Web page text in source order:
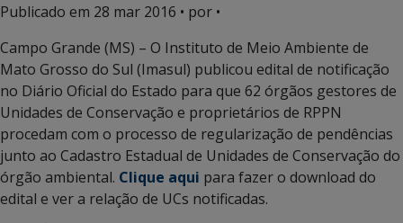
Publicado em 28 mar 2016 • por •
Campo Grande (MS) – O Instituto de Meio Ambiente de
Mato Grosso do Sul (Imasul) publicou edital de notificação
no Diário Oficial do Estado para que 62 órgãos gestores de
Unidades de Conservação e proprietários de RPPN
procedam com o processo de regularização de pendências
junto ao Cadastro Estadual de Unidades de Conservação do
órgão ambiental. Clique aqui para fazer o download do
edital e ver a relação de UCs notificadas.